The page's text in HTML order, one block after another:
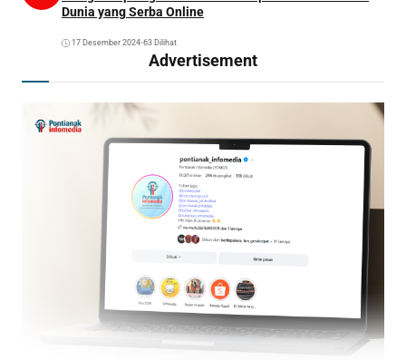
Dunia yang Serba Online
17 Desember 2024•63 Dilihat
Advertisement